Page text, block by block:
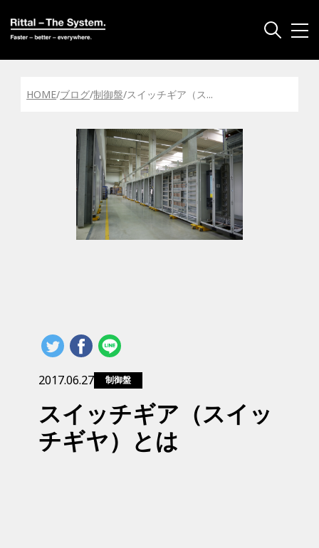
HOME/ブログ/制御盤/スイッチギア（ス...
2017.06.27 制御盤
スイッチギア（スイッ
チギヤ）とは